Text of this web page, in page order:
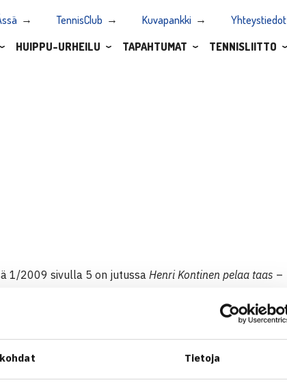
Tietoja
TennisClub Kuvapankki Yhteystiedot
HUIPPU-URHEILU TAPAHTUMAT TENNISLIITTO
1/2009 sivulla 5 on jutussa Henri Kontinen pelaa taas –
lisäksi myös Juho Paukun kanssa (sivun keskimmäinen
sitten.